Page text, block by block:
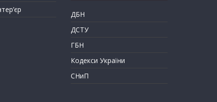
ДБН
ДСТУ
ГБН
Кодекси України
СНиП